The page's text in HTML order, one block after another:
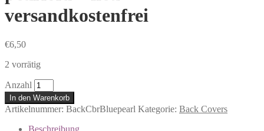
versandkostenfrei
€6,50
2 vorrätig
Anzahl
In den Warenkorb
Artikelnummer: BackCbrBluepearl Kategorie: Back Covers
Beschreibung